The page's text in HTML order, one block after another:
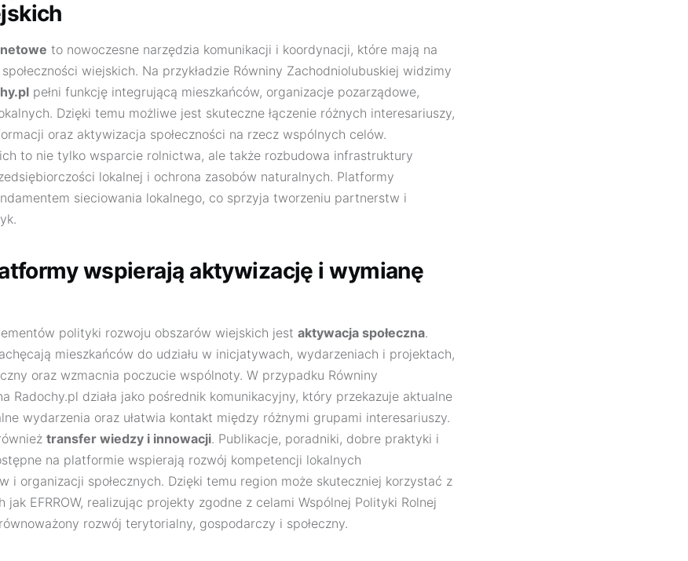
to nowoczesne narzędzia komunikacji i koordynacji, które mają na
wiejskich. Na przykładzie Równiny Zachodniolubuskiej widzimy
pełni funkcję integrującą mieszkańców, organizacje pozarządowe,
Dzięki temu możliwe jest skuteczne łączenie różnych interesariuszy,
oraz aktywizacja społeczności na rzecz wspólnych celów.
to nie tylko wsparcie rolnictwa, ale także rozbudowa infrastruktury
lokalnej i ochrona zasobów naturalnych. Platformy
sieciowania lokalnego, co sprzyja tworzeniu partnerstw i
wspierają aktywizację i wymianę
polityki rozwoju obszarów wiejskich jest aktywacja społeczna.
mieszkańców do udziału w inicjatywach, wydarzeniach i projektach,
oraz wzmacnia poczucie wspólnoty. W przypadku Równiny
Radochy.pl działa jako pośrednik komunikacyjny, który przekazuje aktualne
wydarzenia oraz ułatwia kontakt między różnymi grupami interesariuszy.
transfer wiedzy i innowacji. Publikacje, poradniki, dobre praktyki i
na platformie wspierają rozwój kompetencji lokalnych
i organizacji społecznych. Dzięki temu region może skuteczniej korzystać z
EFRROW, realizując projekty zgodne z celami Wspólnej Polityki Rolnej
rozwój terytorialny, gospodarczy i społeczny.